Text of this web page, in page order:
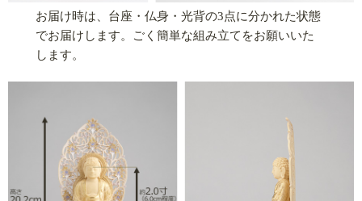
お届け時は、台座・仏身・光背の3点に分かれた状態
でお届けします。ごく簡単な組み立てをお願いいた
します。